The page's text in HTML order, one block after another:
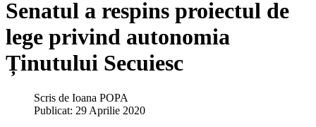
Senatul a respins proiectul de
lege privind autonomia
Ținutului Secuiesc
Scris de Ioana POPA
Publicat: 29 Aprilie 2020